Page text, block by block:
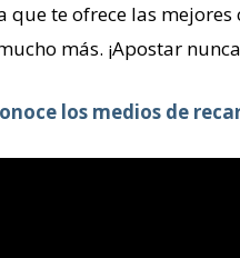
que te ofrece las
más. ¡Apostar
los medios de